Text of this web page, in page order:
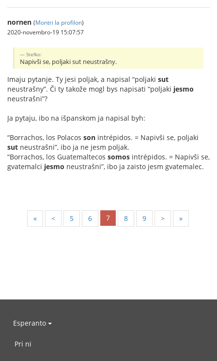
nornen (Montri la profilon)
2020-novembro-19 15:07:57
Stefko:
Napivši se, poljaki sut neustrašny.
Imaju pytanje. Ty jesi poljak, a napisal “poljaki sut
neustrašny”. Či ty takože mogl bys napisati “poljaki jesmo
neustrašni”?
Ja pytaju, ibo na išpanskom ja napisal byh:
“Borrachos, los Polacos son intrépidos. = Napivši se, poljaki
sut neustrašni”, ibo ja ne jesm poljak.
“Borrachos, los Guatemaltecos somos intrépidos. = Napivši se,
gvatemalci jesmo neustrašni”, ibo ja zaisto jesm gvatemalec.
« < 5 6 7 8 9 > »
Esperanto
Pri ni